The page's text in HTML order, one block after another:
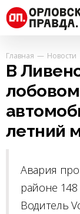
Главная Новости
В
летний
Авария
районе
Водитель